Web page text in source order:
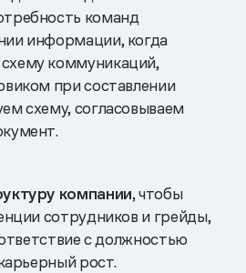
команд
информации, когда
коммуникаций,
при составлении
схему, согласовываем
компании,чтобы
сотрудников и грейды,
с должностью
рост.